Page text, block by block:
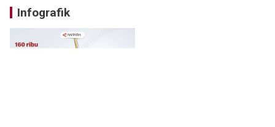
Infografik